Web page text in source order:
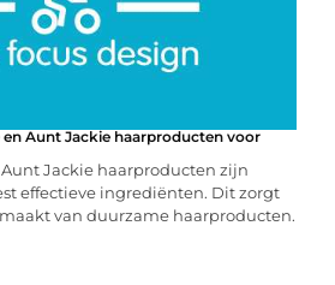
en Aunt Jackie haarproducten voor
Jackie haarproducten zijn
effectieve ingrediënten. Dit zorgt
van duurzame haarproducten.